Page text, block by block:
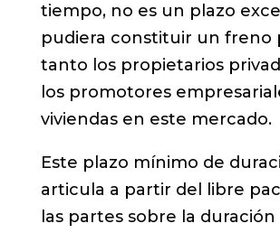
tiempo, no es un plazo
pudiera constituir un freno
tanto los propietarios
los promotores
viviendas en este mercado.
Este plazo mínimo de
articula a partir del libre
las partes sobre la duración